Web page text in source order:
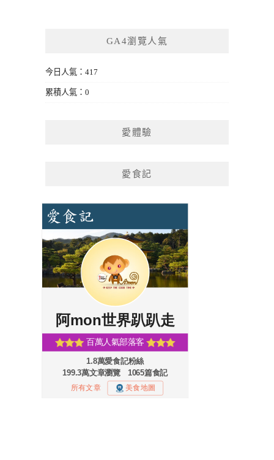
GA4瀏覽人氣
今日人氣：417
累積人氣：0
愛體驗
愛食記